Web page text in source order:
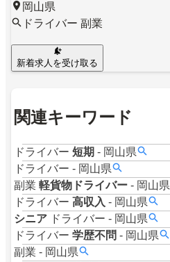
岡山県
ドライバー 副業
新着求人を受け取る
関連キーワード
ドライバー 短期 - 岡山県
ドライバー - 岡山県
副業 軽貨物ドライバー - 岡山県
ドライバー 高収入 - 岡山県
シニア ドライバー - 岡山県
ドライバー 学歴不問 - 岡山県
副業 - 岡山県